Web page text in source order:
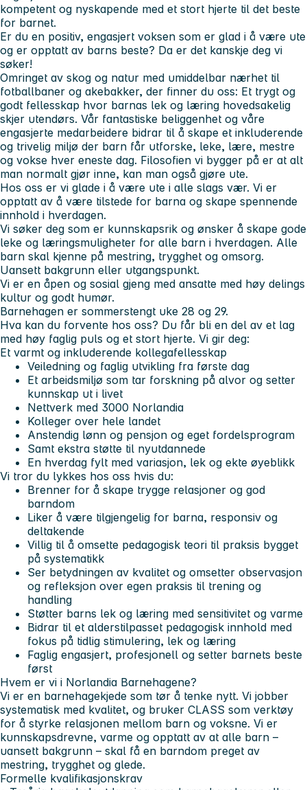
kompetent og nyskapende med et stort hjerte til det beste
for barnet.
Er du en positiv, engasjert voksen som er glad i å være ute
og er opptatt av barns beste? Da er det kanskje deg vi
søker!
Omringet av skog og natur med umiddelbar nærhet til
fotballbaner og akebakker, der finner du oss: Et trygt og
godt fellesskap hvor barnas lek og læring hovedsakelig
skjer utendørs. Vår fantastiske beliggenhet og våre
engasjerte medarbeidere bidrar til å skape et inkluderende
og trivelig miljø der barn får utforske, leke, lære, mestre
og vokse hver eneste dag. Filosofien vi bygger på er at alt
man normalt gjør inne, kan man også gjøre ute.
Hos oss er vi glade i å være ute i alle slags vær. Vi er
opptatt av å være tilstede for barna og skape spennende
innhold i hverdagen.
Vi søker deg som er kunnskapsrik og ønsker å skape gode
leke og læringsmuligheter for alle barn i hverdagen. Alle
barn skal kjenne på mestring, trygghet og omsorg.
Uansett bakgrunn eller utgangspunkt.
Vi er en åpen og sosial gjeng med ansatte med høy delings
kultur og godt humør.
Barnehagen er sommerstengt uke 28 og 29.
Hva kan du forvente hos oss? Du får bli en del av et lag
med høy faglig puls og et stort hjerte. Vi gir deg:
Et varmt og inkluderende kollegafellesskap
Veiledning og faglig utvikling fra første dag
Et arbeidsmiljø som tar forskning på alvor og setter
kunnskap ut i livet
Nettverk med 3000 Norlandia
Kolleger over hele landet
Anstendig lønn og pensjon og eget fordelsprogram
Samt ekstra støtte til nyutdannede
En hverdag fylt med variasjon, lek og ekte øyeblikk
Vi tror du lykkes hos oss hvis du:
Brenner for å skape trygge relasjoner og god
barndom
Liker å være tilgjengelig for barna, responsiv og
deltakende
Villig til å omsette pedagogisk teori til praksis bygget
på systematikk
Ser betydningen av kvalitet og omsetter observasjon
og refleksjon over egen praksis til trening og
handling
Støtter barns lek og læring med sensitivitet og varme
Bidrar til et alderstilpasset pedagogisk innhold med
fokus på tidlig stimulering, lek og læring
Faglig engasjert, profesjonell og setter barnets beste
først
Hvem er vi i Norlandia Barnehagene?
Vi er en barnehagekjede som tør å tenke nytt. Vi jobber
systematisk med kvalitet, og bruker CLASS som verktøy
for å styrke relasjonen mellom barn og voksne. Vi er
kunnskapsdrevne, varme og opptatt av at alle barn –
uansett bakgrunn – skal få en barndom preget av
mestring, trygghet og glede.
Formelle kvalifikasjonskrav